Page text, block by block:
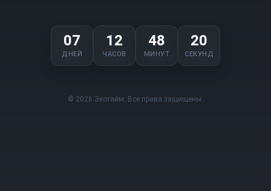
07
ДНЕЙ
12
ЧАСОВ
48
МИНУТ
20
СЕКУНД
© 2026 Экотайм. Все права защищены.